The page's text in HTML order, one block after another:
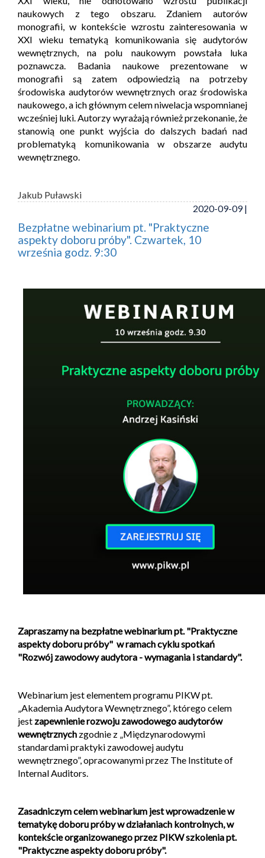
naukowych z tego obszaru. Zdaniem autorów
monografii, w kontekście wzrostu zainteresowania w
XXI wieku tematyką komunikowania się audytorów
wewnętrznych, na polu naukowym powstała luka
poznawcza. Badania naukowe prezentowane w
monografii są zatem odpowiedzią na potrzeby
środowiska audytorów wewnętrznych oraz środowiska
naukowego, a ich głównym celem niwelacja wspomnianej
wcześniej luki. Autorzy wyrażają również przekonanie, że
stanowią one punkt wyjścia do dalszych badań nad
problematyką komunikowania w obszarze audytu
wewnętrznego.
Jakub Puławski
2020-09-09 |
Bezpłatne webinarium pt. "Praktyczne
aspekty doboru próby". Czwartek, 10
września godz. 9:30
Zapraszamy na bezpłatne webinarium pt. "Praktyczne
aspekty doboru próby" w ramach cyklu spotkań
"Rozwój zawodowy audytora - wymagania i standardy".
Webinarium jest elementem programu PIKW pt.
„Akademia Audytora Wewnętrznego”, którego celem
jest zapewnienie rozwoju zawodowego audytorów
wewnętrznych zgodnie z „Międzynarodowymi
standardami praktyki zawodowej audytu
wewnętrznego”, opracowanymi przez The Institute of
Internal Auditors.
Zasadniczym celem webinarium jest wprowadzenie w
tematykę doboru próby w działaniach kontrolnych, w
kontekście organizowanego przez PIKW szkolenia pt.
"Praktyczne aspekty doboru próby".